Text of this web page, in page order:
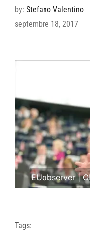
by: Stefano Valentino
septembre 18, 2017
EUobserver|
Tags: